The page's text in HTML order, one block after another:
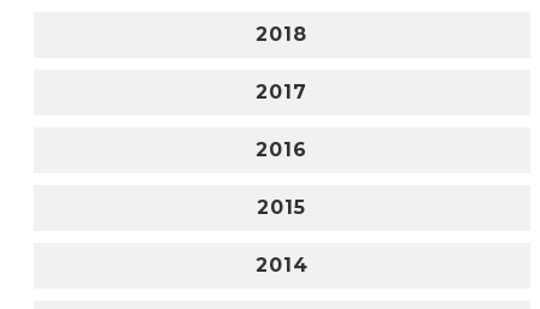
2018
2017
2016
2015
2014